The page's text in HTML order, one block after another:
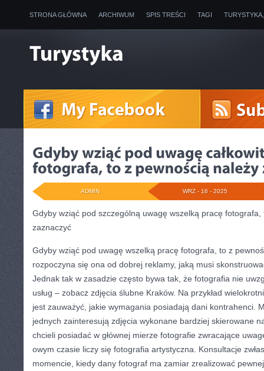
STRONA GŁÓWNA ARCHIWUM SPIS TREŚCI TAGI
WRZ - 16 - 2025
ADMIN
Gdyby wziąć pod szczególną uwagę wszelką pracę
zaznaczyć
Gdyby wziąć pod uwagę wszelką pracę fotografa, to z
rozpoczyna się ona od dobrej reklamy, jaką musi
Jednak tak w zasadzie często bywa tak, że fotografia nie
usług – zobacz zdjęcia ślubne Kraków. Na przykład
jest zauważyć, jakie wymagania posiadają dani kontrahenci.
jednych zainteresują zdjęcia wykonane bardziej skierowane
chcieli posiadać w głównej mierze fotografie zwracające
owym czasie liczy się fotografia artystyczna. Konsultacje
momencie, kiedy dany fotograf ma zamiar zrealizować